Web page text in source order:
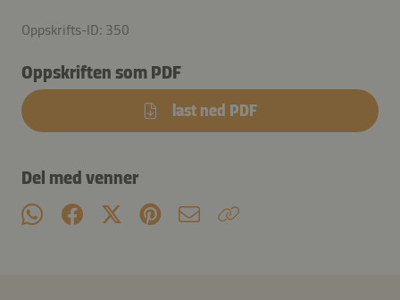
Oppskrifts-ID: 350
Oppskriften som PDF
last ned PDF
Del med venner